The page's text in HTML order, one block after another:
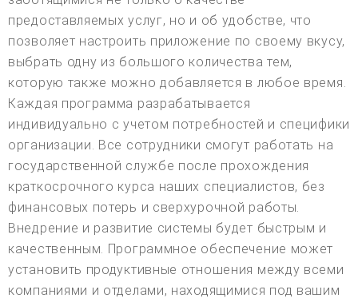
предоставляемых услуг, но и об удобстве, что
позволяет настроить приложение по своему вкусу,
выбрать одну из большого количества тем,
которую также можно добавляется в любое время.
Каждая программа разрабатывается
индивидуально с учетом потребностей и специфики
организации. Все сотрудники смогут работать на
государственной службе после прохождения
краткосрочного курса наших специалистов, без
финансовых потерь и сверхурочной работы.
Внедрение и развитие системы будет быстрым и
качественным. Программное обеспечение может
установить продуктивные отношения между всеми
компаниями и отделами, находящимися под вашим